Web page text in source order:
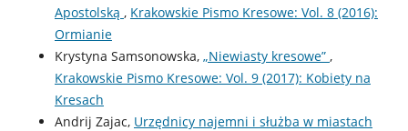
Apostolską , Krakowskie Pismo Kresowe: Vol. 8 (2016):
Ormianie
Krystyna Samsonowska, „Niewiasty kresowe” ,
Krakowskie Pismo Kresowe: Vol. 9 (2017): Kobiety na
Kresach
Andrij Zajac, Urzędnicy najemni i służba w miastach